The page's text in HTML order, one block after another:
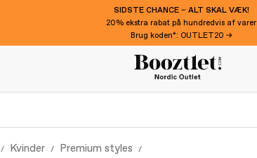
SIDSTE CHANCE – ALT SKAL VÆK!
20% ekstra rabat på hundredvis af varer
Brug koden*: OUTLET20 →
Kvinder Premium styles